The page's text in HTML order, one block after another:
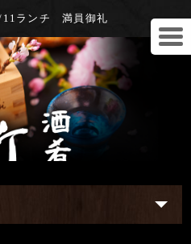
ランチ 満員御礼